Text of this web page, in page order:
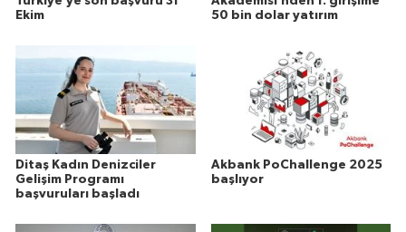
Ekim
50 bin dolar yatırım
Ditaş Kadın Denizciler
Gelişim Programı
başvuruları başladı
Akbank PoChallenge 2025
başlıyor